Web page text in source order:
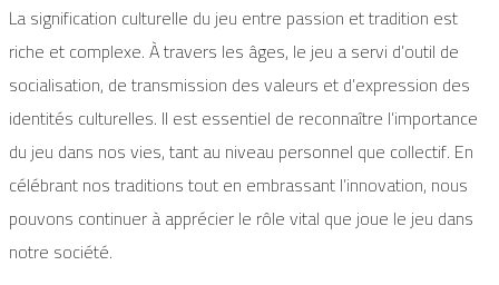
La signification culturelle du jeu entre passion et tradition est
riche et complexe. À travers les âges, le jeu a servi d’outil de
socialisation, de transmission des valeurs et d’expression des
identités culturelles. Il est essentiel de reconnaître l’importance
du jeu dans nos vies, tant au niveau personnel que collectif. En
célébrant nos traditions tout en embrassant l’innovation, nous
pouvons continuer à apprécier le rôle vital que joue le jeu dans
notre société.